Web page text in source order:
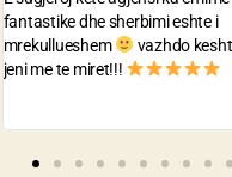
staf sh te sjellshem dhe gati te
ndihmojne per cdo problem. Jua
sygjeroj te gjithve.